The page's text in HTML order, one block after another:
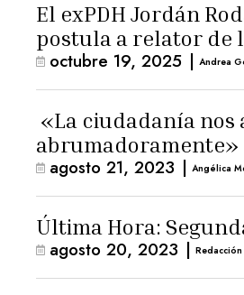
El exPDH Jordán
postula a relator de
octubre 19, 2025 | Andrea
«La ciudadanía nos
abrumadoramente»
agosto 21, 2023 | Angélica
Última Hora:
agosto 20, 2023 |